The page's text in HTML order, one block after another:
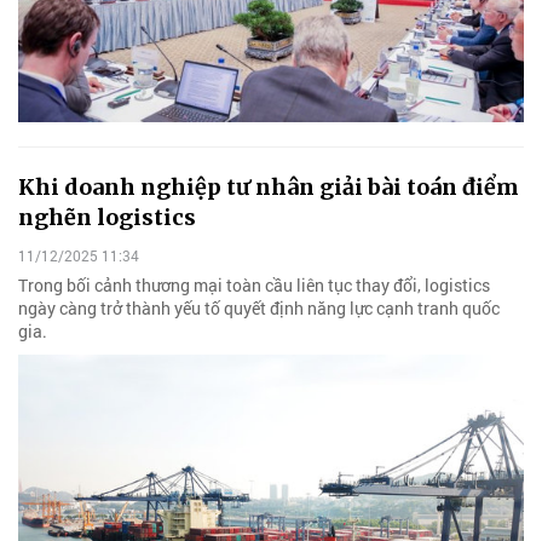
Khi doanh nghiệp tư nhân giải bài toán điểm
nghẽn logistics
11/12/2025 11:34
Trong bối cảnh thương mại toàn cầu liên tục thay đổi, logistics
ngày càng trở thành yếu tố quyết định năng lực cạnh tranh quốc
gia.